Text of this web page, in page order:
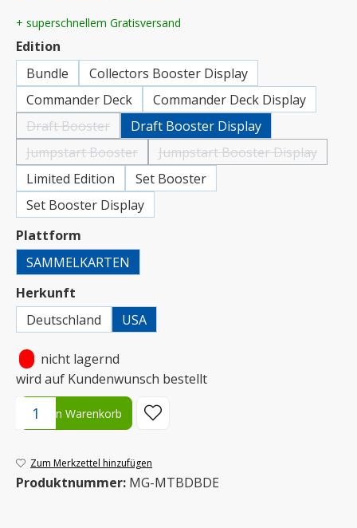
+ superschnellem Gratisversand
Edition
Bundle
Collectors Booster Display
Commander Deck
Commander Deck Display
Draft Booster(Diese Option ist zurzeit nicht verfügbar.)
Draft Booster Display
Jumpstart Booster(Diese Option ist zurzeit nicht verfügbar.)
Jumpstart Booster Display
(Diese Option ist zurzeit
Limited Edition
Set Booster
Set Booster Display
Plattform
SAMMELKARTEN
Herkunft
Deutschland
USA
nicht lagernd
wird auf Kundenwunsch bestellt
Produkt Anzahl: Gib den gewünschten Wert ein oder benutze
In den Warenkorb
Zum Merkzettel hinzufügen
Produktnummer: MG-MTBDBDE